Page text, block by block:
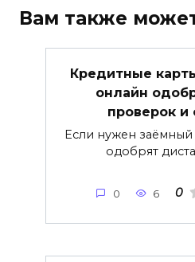
Вам также
Кредитные
онлайн
проверок и
Если нужен
одобрят
0 6 0